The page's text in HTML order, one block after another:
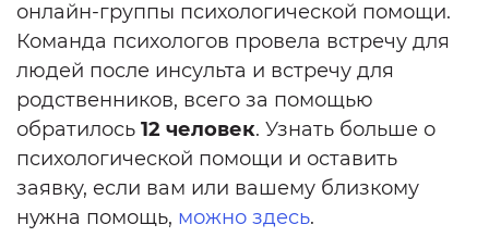
онлайн-группы психологической помощи.
Команда психологов провела встречу для
людей после инсульта и встречу для
родственников, всего за помощью
обратилось 12 человек. Узнать больше о
психологической помощи и оставить
заявку, если вам или вашему близкому
нужна помощь, можно здесь.